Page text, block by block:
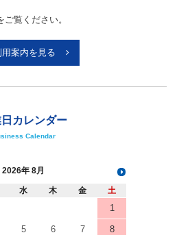
ご覧ください。
用案内を見る
カレンダー
Calendar
2026 8月
水 木 金 土
1
5 6 7 8